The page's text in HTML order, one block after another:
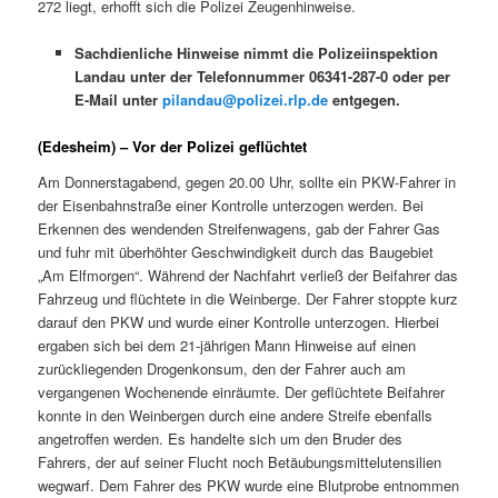
272 liegt, erhofft sich die Polizei Zeugenhinweise.
Sachdienliche Hinweise nimmt die Polizeiinspektion
Landau unter der Telefonnummer 06341-287-0 oder per
E-Mail unter pilandau@polizei.rlp.deentgegen.
(Edesheim) – Vor der Polizei geflüchtet
Am Donnerstagabend, gegen 20.00 Uhr, sollte ein PKW-Fahrer in
der Eisenbahnstraße einer Kontrolle unterzogen werden. Bei
Erkennen des wendenden Streifenwagens, gab der Fahrer Gas
und fuhr mit überhöhter Geschwindigkeit durch das Baugebiet
„Am Elfmorgen“. Während der Nachfahrt verließ der Beifahrer das
Fahrzeug und flüchtete in die Weinberge. Der Fahrer stoppte kurz
darauf den PKW und wurde einer Kontrolle unterzogen. Hierbei
ergaben sich bei dem 21-jährigen Mann Hinweise auf einen
zurückliegenden Drogenkonsum, den der Fahrer auch am
vergangenen Wochenende einräumte. Der geflüchtete Beifahrer
konnte in den Weinbergen durch eine andere Streife ebenfalls
angetroffen werden. Es handelte sich um den Bruder des
Fahrers, der auf seiner Flucht noch Betäubungsmittelutensilien
wegwarf. Dem Fahrer des PKW wurde eine Blutprobe entnommen